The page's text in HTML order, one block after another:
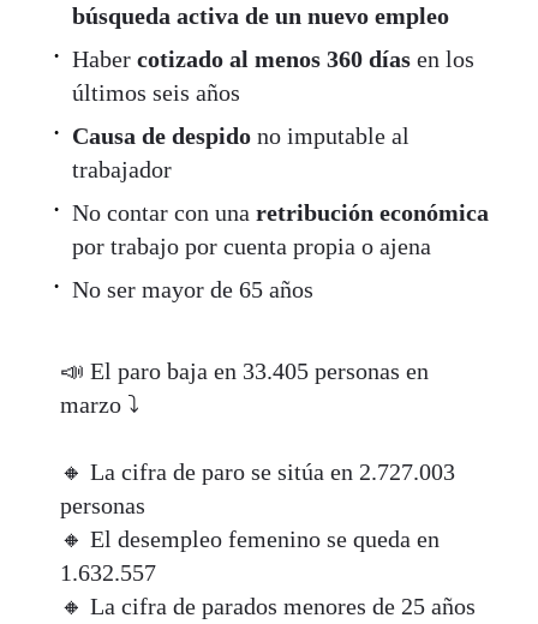
búsqueda activa de un nuevo empleo
Haber cotizado al menos 360 días en los
últimos seis años
Causa de despido no imputable al
trabajador
No contar con una retribución económica
por trabajo por cuenta propia o ajena
No ser mayor de 65 años
📣 El paro baja en 33.405 personas en
marzo ⤵️
🔸 La cifra de paro se sitúa en 2.727.003
personas
🔸 El desempleo femenino se queda en
1.632.557
🔸 La cifra de parados menores de 25 años